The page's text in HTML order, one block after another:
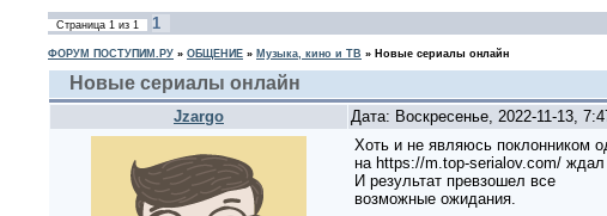
Страница 1 из 1 1
ФОРУМ ПОСТУПИМ.РУ » ОБЩЕНИЕ » Музыка, кино и ТВ » Новые сериалы онлайн
Новые сериалы онлайн
Jzargo Дата: Воскресенье, 2022-11-13,
Хоть и не являюсь поклонником
на https://m.top-serialov.com/
И результат превзошел все
возможные ожидания.